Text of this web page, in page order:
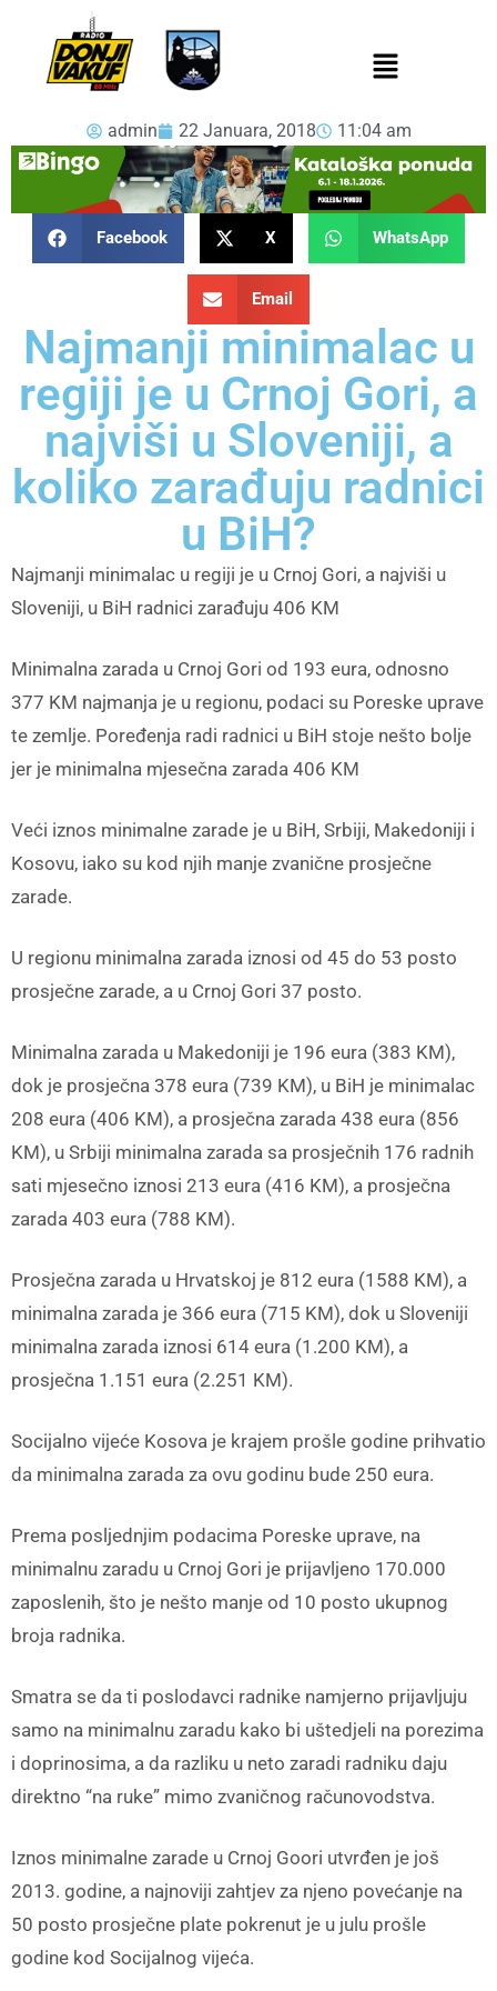
admin 22 Januara, 2018 11:04 am
Facebook X WhatsApp
Email
Najmanji minimalac u
regiji je u Crnoj Gori, a
najviši u Sloveniji, a
koliko zarađuju radnici
u BiH?
Najmanji minimalac u regiji je u Crnoj Gori, a najviši u
Sloveniji, u BiH radnici zarađuju 406 KM
Minimalna zarada u Crnoj Gori od 193 eura, odnosno
377 KM najmanja je u regionu, podaci su Poreske uprave
te zemlje. Poređenja radi radnici u BiH stoje nešto bolje
jer je minimalna mjesečna zarada 406 KM
Veći iznos minimalne zarade je u BiH, Srbiji, Makedoniji i
Kosovu, iako su kod njih manje zvanične prosječne
zarade.
U regionu minimalna zarada iznosi od 45 do 53 posto
prosječne zarade, a u Crnoj Gori 37 posto.
Minimalna zarada u Makedoniji je 196 eura (383 KM),
dok je prosječna 378 eura (739 KM), u BiH je minimalac
208 eura (406 KM), a prosječna zarada 438 eura (856
KM), u Srbiji minimalna zarada sa prosječnih 176 radnih
sati mjesečno iznosi 213 eura (416 KM), a prosječna
zarada 403 eura (788 KM).
Prosječna zarada u Hrvatskoj je 812 eura (1588 KM), a
minimalna zarada je 366 eura (715 KM), dok u Sloveniji
minimalna zarada iznosi 614 eura (1.200 KM), a
prosječna 1.151 eura (2.251 KM).
Socijalno vijeće Kosova je krajem prošle godine prihvatio
da minimalna zarada za ovu godinu bude 250 eura.
Prema posljednjim podacima Poreske uprave, na
minimalnu zaradu u Crnoj Gori je prijavljeno 170.000
zaposlenih, što je nešto manje od 10 posto ukupnog
broja radnika.
Smatra se da ti poslodavci radnike namjerno prijavljuju
samo na minimalnu zaradu kako bi uštedjeli na porezima
i doprinosima, a da razliku u neto zaradi radniku daju
direktno “na ruke” mimo zvaničnog računovodstva.
Iznos minimalne zarade u Crnoj Goori utvrđen je još
2013. godine, a najnoviji zahtjev za njeno povećanje na
50 posto prosječne plate pokrenut je u julu prošle
godine kod Socijalnog vijeća.